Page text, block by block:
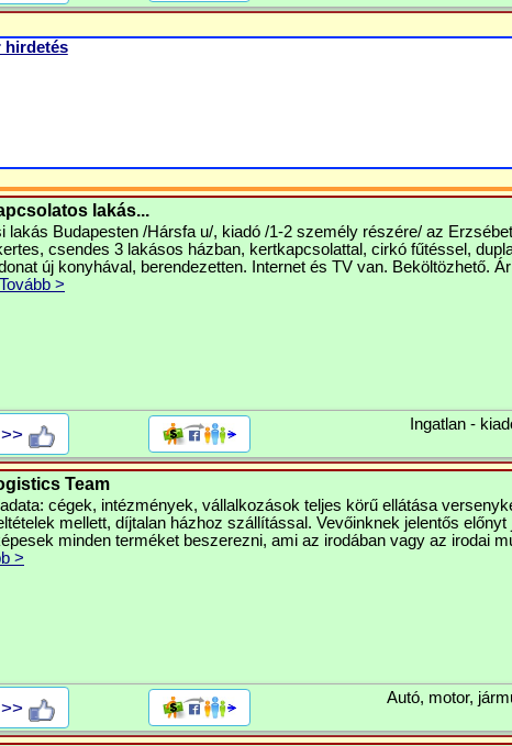
hirdetés
lakás...
lakás Budapesten /Hársfa u/, kiadó /1-2 személy részére/ az
csendes 3 lakásos házban, kertkapcsolattal, cirkó fűtéssel,
új konyhával, berendezetten. Internet és TV van. Beköltözhető.
Tovább >
Ingatlan -
Team
cégek, intézmények, vállalkozások teljes körű ellátása
mellett, díjtalan házhoz szállítással. Vevőinknek jelentős előnyt
minden terméket beszerezni, ami az irodában vagy az irodai
>
Autó, motor,